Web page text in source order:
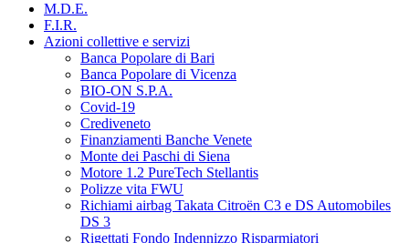
M.D.E.
F.I.R.
Azioni collettive e servizi
Banca Popolare di Bari
Banca Popolare di Vicenza
BIO-ON S.P.A.
Covid-19
Crediveneto
Finanziamenti Banche Venete
Monte dei Paschi di Siena
Motore 1.2 PureTech Stellantis
Polizze vita FWU
Richiami airbag Takata Citroën C3 e DS Automobiles
DS 3
Rigettati Fondo Indennizzo Risparmiatori